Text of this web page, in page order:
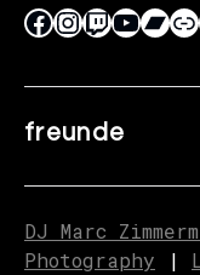
freunde
DJ Marc
Photography |